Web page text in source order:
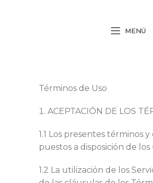
MENÚ
Términos de Uso
ACEPTACIÓN DE LOS
1.1 Los presentes términos
puestos a disposición de
1.2 La utilización de los